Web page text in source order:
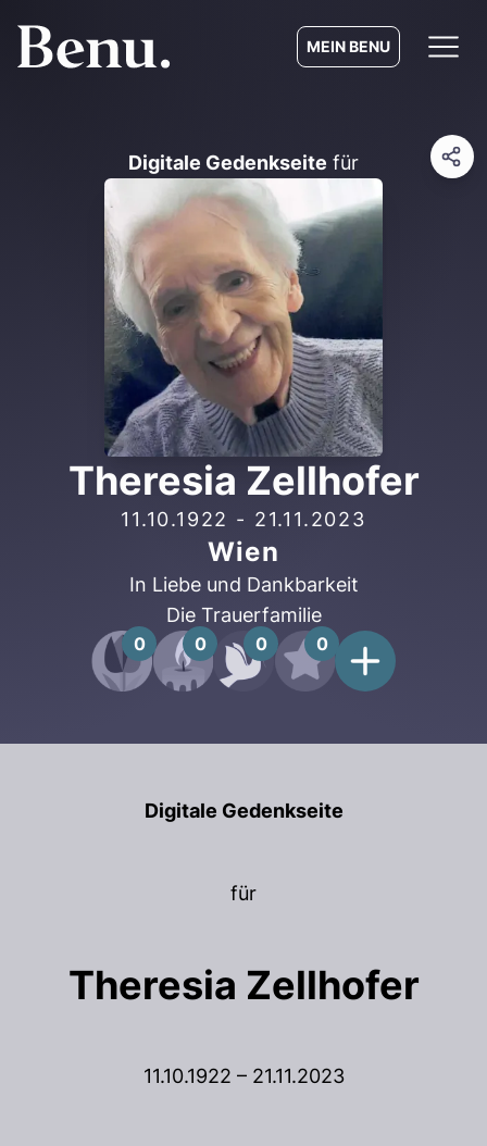
MEIN BENU
Digitale Gedenkseite für
Theresia Zellhofer
11.10.1922 - 21.11.2023
Wien
In Liebe und Dankbarkeit
Die Trauerfamilie
0 0 0 0
Digitale Gedenkseite
für
Theresia Zellhofer
11.10.1922 – 21.11.2023